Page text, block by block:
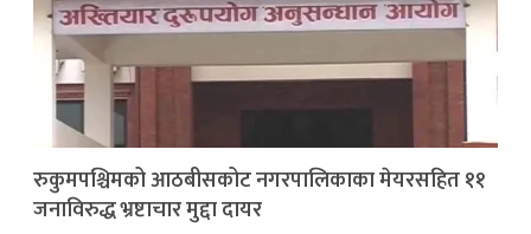
रुकुमपश्चिमको आठबीसकोट नगरपालिकाका मेयरसहित ११
जनाविरुद्ध भ्रष्टाचार मुद्दा दायर